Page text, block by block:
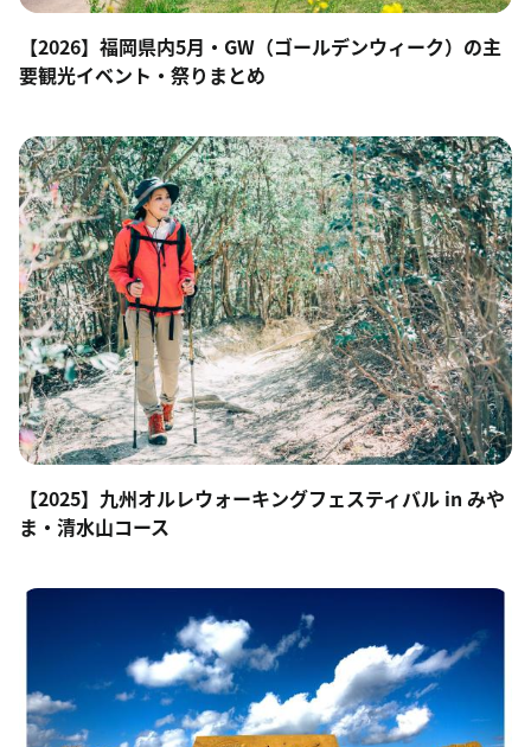
【2026】福岡県内5月・GW（ゴールデンウィーク）の主
要観光イベント・祭りまとめ
【2025】九州オルレウォーキングフェスティバル in みや
ま・清水山コース